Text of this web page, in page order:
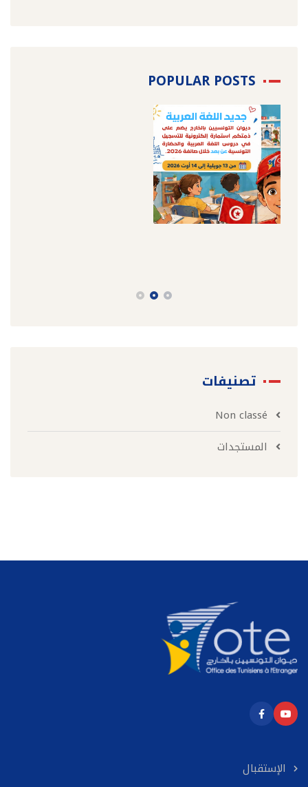
POPULAR POSTS
Non classé المستجدات
تصنيفات
Non classé